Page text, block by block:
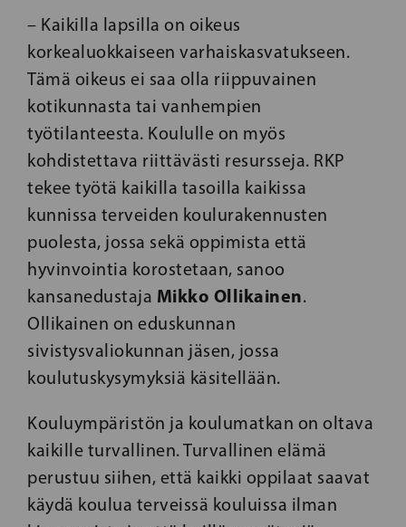
– Kaikilla lapsilla on oikeus
korkealuokkaiseen varhaiskasvatukseen.
Tämä oikeus ei saa olla riippuvainen
kotikunnasta tai vanhempien
työtilanteesta. Koululle on myös
kohdistettava riittävästi resursseja. RKP
tekee työtä kaikilla tasoilla kaikissa
kunnissa terveiden koulurakennusten
puolesta, jossa sekä oppimista että
hyvinvointia korostetaan, sanoo
kansanedustaja Mikko Ollikainen.
Ollikainen on eduskunnan
sivistysvaliokunnan jäsen, jossa
koulutuskysymyksiä käsitellään.
Kouluympäristön ja koulumatkan on oltava
kaikille turvallinen. Turvallinen elämä
perustuu siihen, että kaikki oppilaat saavat
käydä koulua terveissä kouluissa ilman